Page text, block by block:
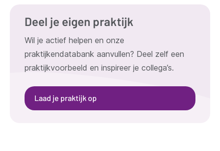
Deel je eigen praktijk
Wil je actief helpen en onze
praktijkendatabank aanvullen? Deel zelf een
praktijkvoorbeeld en inspireer je collega’s.
Laad je praktijk op